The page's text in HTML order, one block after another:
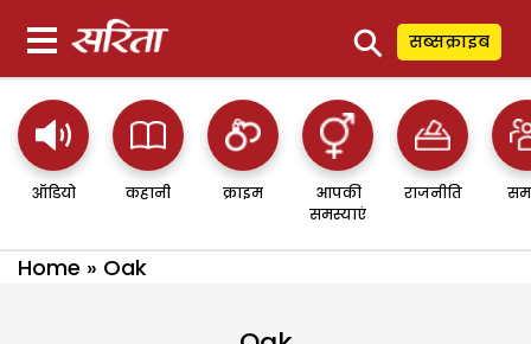
⚲ सब्सक्राइब
ऑडियो कहानी क्राइम
आपकी
समस्याएं
राजनीति
Home » Oak